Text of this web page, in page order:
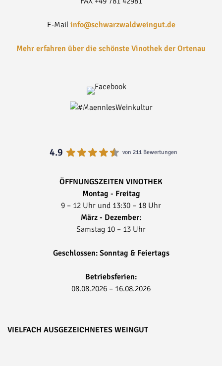
E-Mail info@schwarzwaldweingut.de
Mehr erfahren über die schönste Vinothek der Ortenau
4.9 von 211 Bewertungen
ÖFFNUNGSZEITEN VINOTHEK
Montag - Freitag
9 – 12 Uhr und 13:30 – 18 Uhr
März - Dezember:
Samstag 10 – 13 Uhr
Geschlossen: Sonntag & Feiertags
Betriebsferien:
08.08.2026 – 16.08.2026
VIELFACH AUSGEZEICHNETES WEINGUT